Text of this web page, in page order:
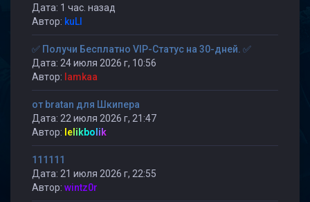
Дата: 1 час. назад
Автор: kuLI
✅ Получи Бесплатно VIP-Статус на 30-дней. ✅
Дата: 24 июля 2026 г, 10:56
Автор: lamkaa
от bratan для Шкипера
Дата: 22 июля 2026 г, 21:47
Автор: lelikbolik
111111
Дата: 21 июля 2026 г, 22:55
Автор: wintz0r